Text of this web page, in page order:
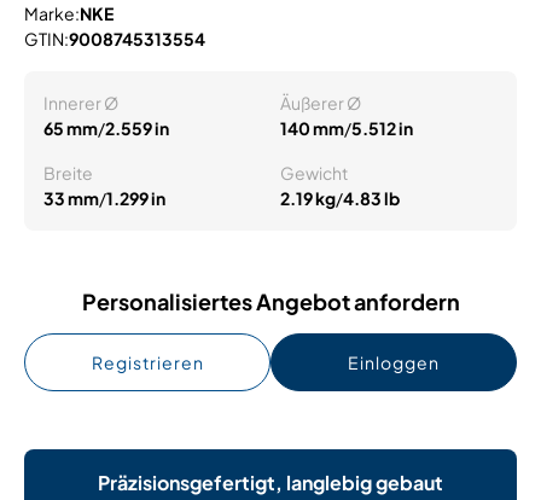
Marke:NKE
GTIN:9008745313554
Innerer Ø
65 mm/2.559 in
Äußerer Ø
140 mm/5.512 in
Breite
33 mm/1.299 in
Gewicht
2.19 kg/4.83 lb
Personalisiertes Angebot anfordern
Registrieren Einloggen
Präzisionsgefertigt, langlebig gebaut